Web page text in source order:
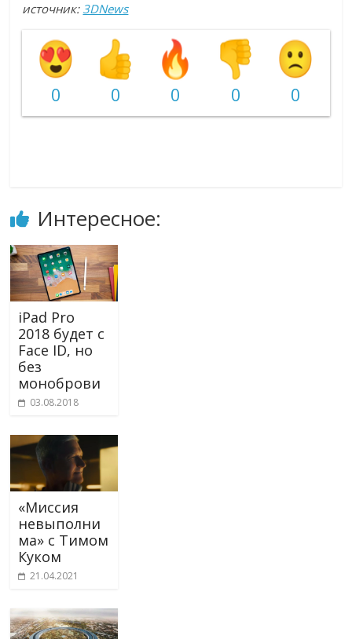
источник: 3DNews
0 0 0 0 0
Интересное:
iPad Pro
2018 будет с
Face ID, но
без
моноброви
03.08.2018
«Миссия
невыполни
ма» с Тимом
Куком
21.04.2021